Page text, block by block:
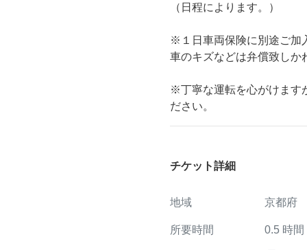
（日程によります。）
※１日車両保険に別途ご加
車のキズなどは弁償致しか
※丁寧な運転を心がけます
ださい。
チケット詳細
地域 京都府
所要時間 0.5 時間